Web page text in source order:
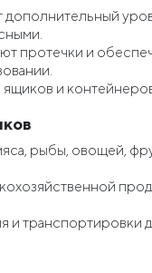
протечки и
ящиков и
рыбы, овощей,
и транспортировки